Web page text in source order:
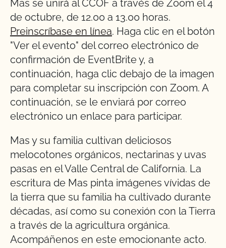
Mas se unirá al CCOF a través de Zoom el 4
de octubre, de 12.00 a 13.00 horas.
Preinscríbase en línea. Haga clic en el botón
"Ver el evento" del correo electrónico de
confirmación de EventBrite y, a
continuación, haga clic debajo de la imagen
para completar su inscripción con Zoom. A
continuación, se le enviará por correo
electrónico un enlace para participar.
Mas y su familia cultivan deliciosos
melocotones orgánicos, nectarinas y uvas
pasas en el Valle Central de California. La
escritura de Mas pinta imágenes vívidas de
la tierra que su familia ha cultivado durante
décadas, así como su conexión con la Tierra
a través de la agricultura orgánica.
Acompáñenos en este emocionante acto.